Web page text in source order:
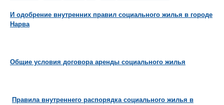
И одобрение внутренних правил социального жилья в городе
Нарва
Общие условия договора аренды социального жилья
Правила внутреннего распорядка социального жилья в